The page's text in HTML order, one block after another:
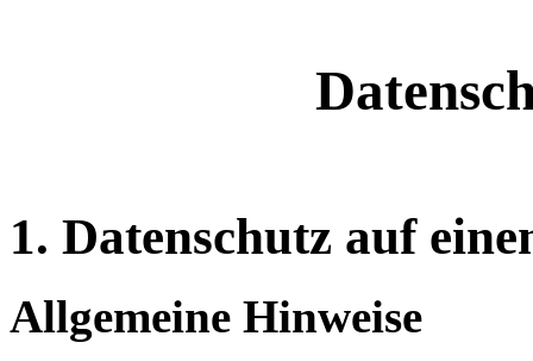
1. Datenschutz auf
Allgemeine Hinweise